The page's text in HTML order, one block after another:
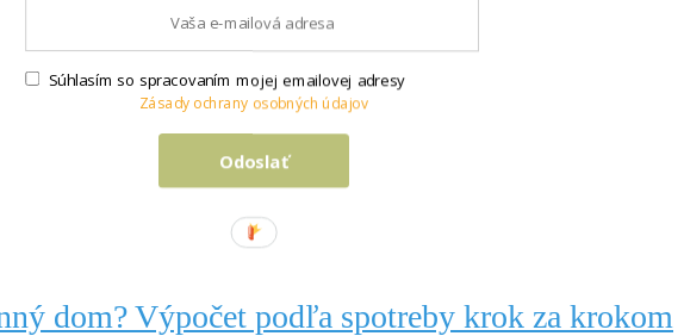
udržanie vody v záhrade
dom? Výpočet podľa spotreby krok za krokom
Odoslať
Súhlasím so spracovaním mojej emailovej adresy
Zásady ochrany osobných údajov